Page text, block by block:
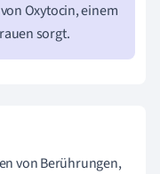
Oxytocin, einem
sorgt.
von Berührungen,